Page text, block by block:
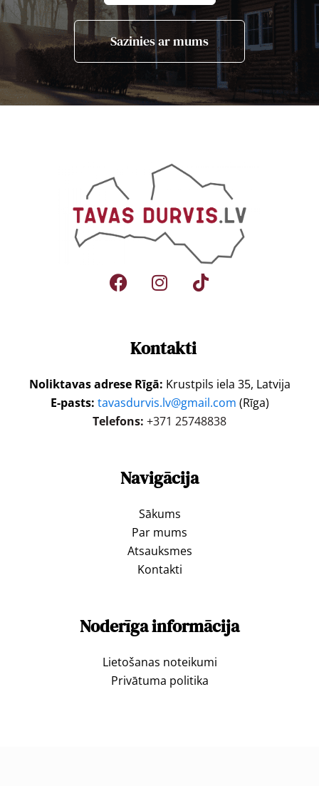
Sazinies ar mums
Kontakti
Noliktavas adrese Rīgā: Krustpils iela 35, Latvija
E-pasts: tavasdurvis.lv@gmail.com (Rīga)
Telefons: +371 25748838
Navigācija
Sākums
Par mums
Atsauksmes
Kontakti
Noderīga informācija
Lietošanas noteikumi
Privātuma politika